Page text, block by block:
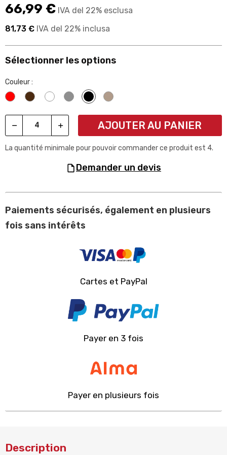
66,99 € IVA del 22% esclusa
81,73 € IVA del 22% inclusa
Sélectionner les options
Couleur :
RougeWengéBlanc Gris Noir Beige
AJOUTER AU PANIER
La quantité minimale pour pouvoir commander ce produit est 4.
demander un devis
Paiements sécurisés, également en plusieurs
fois sans intérêts
Cartes et PayPal
Payer en 3 fois
Payer en plusieurs fois
Description